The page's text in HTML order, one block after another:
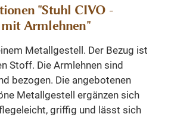
"Stuhl CIVO -
Armlehnen"
Metallgestell. Der Bezug ist
Stoff. Die Armlehnen sind
bezogen. Die angebotenen
Metallgestell ergänzen sich
griffig und lässt sich